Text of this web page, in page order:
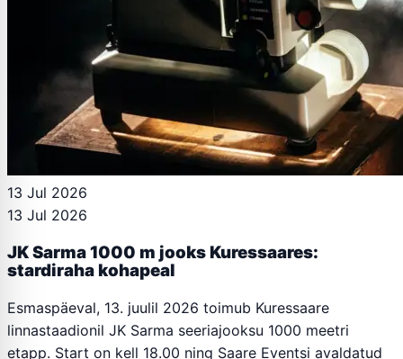
13 Jul 2026
13 Jul 2026
JK Sarma 1000 m jooks Kuressaares:
stardiraha kohapeal
Esmaspäeval, 13. juulil 2026 toimub Kuressaare
linnastaadionil JK Sarma seeriajooksu 1000 meetri
etapp. Start on kell 18.00 ning Saare Eventsi avaldatud